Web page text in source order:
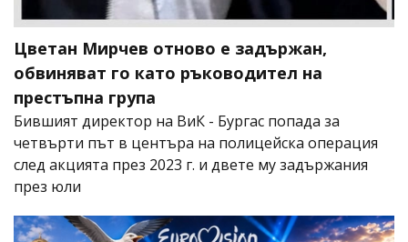
Цветан Мирчев отново е задържан,
обвиняват го като ръководител на
престъпна група
Бившият директор на ВиК - Бургас попада за
четвърти път в центъра на полицейска операция
след акцията през 2023 г. и двете му задържания
през юли